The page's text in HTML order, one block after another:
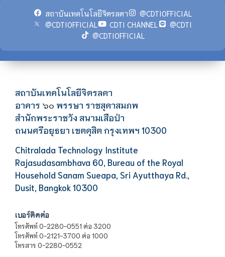
สถาบันเทคโนโลยีจิตรลดา
@CDTIOFFICIAL
@CDTIOFFICIAL
CDTI CHANNEL
@CDTI
@CDTIOFFICIAL
สถาบันเทคโนโลยีจิตรลดา
อาคาร ๖๐ พรรษา ราชสุดาสมภพ
สำนักพระราชวัง สนามเสือป่า
ถนนศรีอยุธยา เขตดุสิต กรุงเทพฯ 10300
Chitralada Technology Institute
Rajasudasambhava 60, Bureau of the Royal
Household Sanam Sueapa, Sri Ayutthaya Rd.,
Dusit, Bangkok 10300
เบอร์ติดต่อ
โทรศัพท์ 0-2280-0551 ต่อ 3200
โทรศัพท์ 0-2121-3700 ต่อ 1000
โทรสาร 0-2280-0552